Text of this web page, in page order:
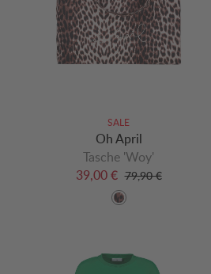
SALE
Oh April
Tasche 'Woy'
39,00 € 79,90 €